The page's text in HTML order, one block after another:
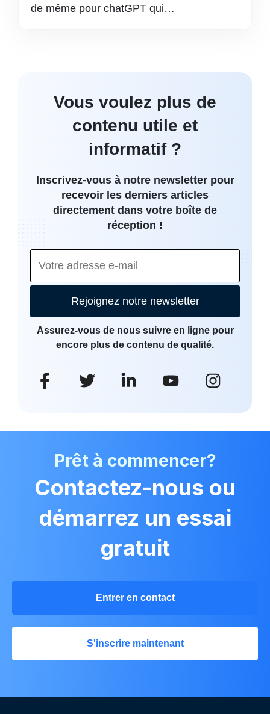
de même pour chatGPT qui…
Vous voulez plus de
contenu utile et
informatif ?
Inscrivez-vous à notre newsletter pour
recevoir les derniers articles
directement dans votre boîte de
réception !
Rejoignez notre newsletter
Assurez-vous de nous suivre en ligne pour
encore plus de contenu de qualité.
Prêt à commencer?
Contactez-nous ou
démarrez un essai
gratuit
Entrer en contact
S'inscrire maintenant